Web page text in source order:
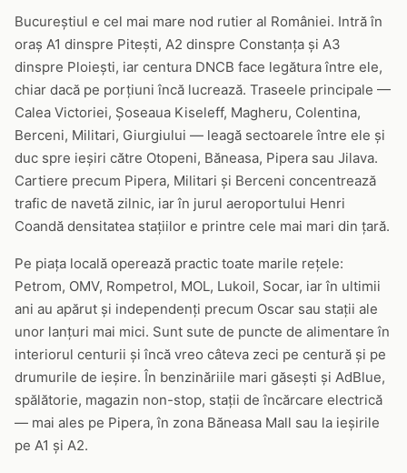
Bucureștiul e cel mai mare nod rutier al României. Intră în
oraș A1 dinspre Pitești, A2 dinspre Constanța și A3
dinspre Ploiești, iar centura DNCB face legătura între ele,
chiar dacă pe porțiuni încă lucrează. Traseele principale —
Calea Victoriei, Șoseaua Kiseleff, Magheru, Colentina,
Berceni, Militari, Giurgiului — leagă sectoarele între ele și
duc spre ieșiri către Otopeni, Băneasa, Pipera sau Jilava.
Cartiere precum Pipera, Militari și Berceni concentrează
trafic de navetă zilnic, iar în jurul aeroportului Henri
Coandă densitatea stațiilor e printre cele mai mari din țară.
Pe piața locală operează practic toate marile rețele:
Petrom, OMV, Rompetrol, MOL, Lukoil, Socar, iar în ultimii
ani au apărut și independenți precum Oscar sau stații ale
unor lanțuri mai mici. Sunt sute de puncte de alimentare în
interiorul centurii și încă vreo câteva zeci pe centură și pe
drumurile de ieșire. În benzinăriile mari găsești și AdBlue,
spălătorie, magazin non-stop, stații de încărcare electrică
— mai ales pe Pipera, în zona Băneasa Mall sau la ieșirile
pe A1 și A2.